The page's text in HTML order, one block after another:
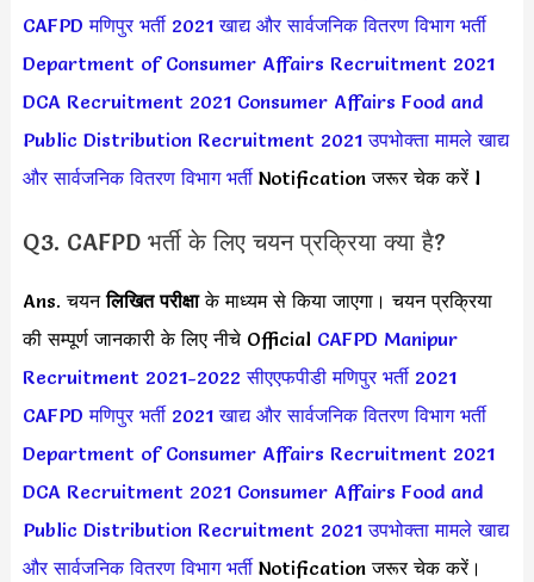
CAFPD मणिपुर भर्ती 2021 खाद्य और सार्वजनिक वितरण विभाग भर्ती
Department of Consumer Affairs Recruitment 2021
DCA Recruitment 2021 Consumer Affairs Food and
Public Distribution Recruitment 2021 उपभोक्ता मामले खाद्य
और सार्वजनिक वितरण विभाग भर्तीNotification जरूर चेक करें l
Q3. CAFPD भर्ती के लिए चयन प्रक्रिया क्या है?
Ans. चयनलिखित परीक्षाके माध्यम से किया जाएगा। चयन प्रक्रिया
की सम्पूर्ण जानकारी के लिए नीचे Official CAFPD Manipur
Recruitment 2021-2022 सीएएफपीडी मणिपुर भर्ती 2021
CAFPD मणिपुर भर्ती 2021 खाद्य और सार्वजनिक वितरण विभाग भर्ती
Department of Consumer Affairs Recruitment 2021
DCA Recruitment 2021 Consumer Affairs Food and
Public Distribution Recruitment 2021 उपभोक्ता मामले खाद्य
और सार्वजनिक वितरण विभाग भर्तीNotification जरूर चेक करें।